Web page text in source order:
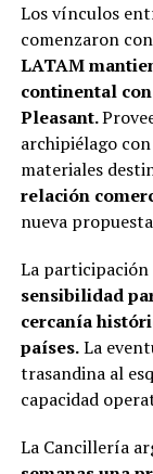
Los vínculos
comenzaron
LATAM
continental
Pleasant.
archipiélago
materiales
relación
nueva
La participación
sensibilidad
cercanía
países.La
trasandina al
capacidad
La Cancillería